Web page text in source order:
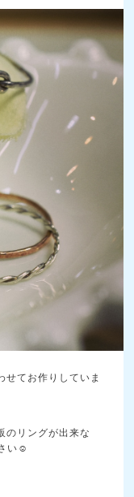
せてお作りしていま
のリングが出来な
い☺